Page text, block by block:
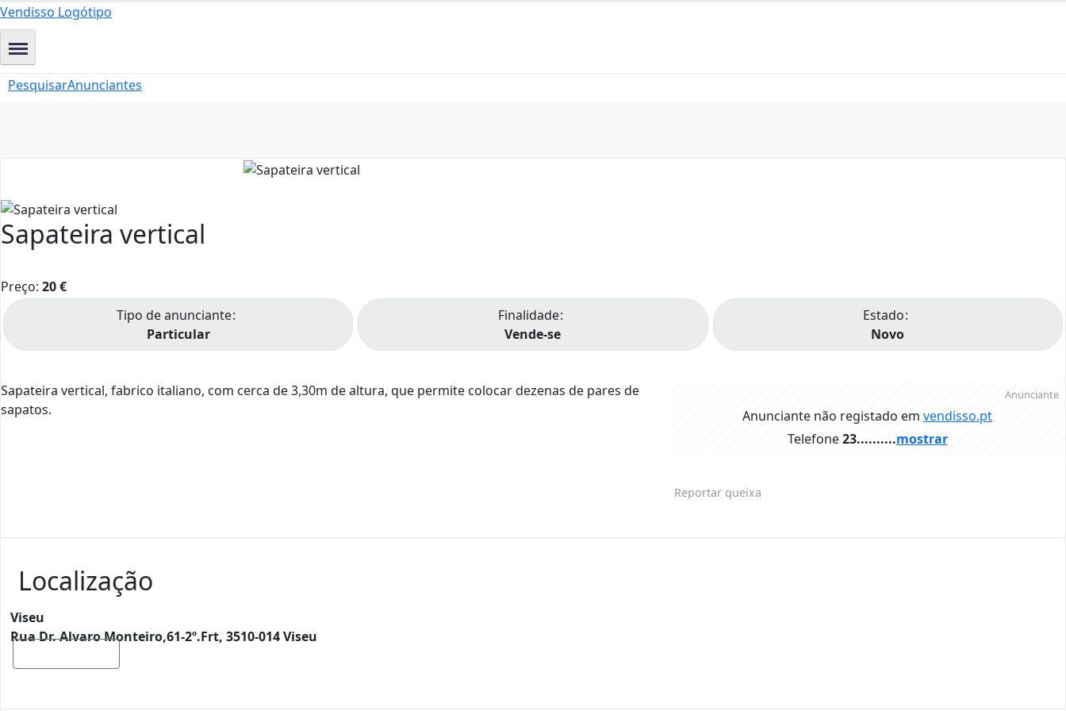
PesquisarAnunciantes
Vendisso Logótipo
Sapateira vertical
Preço: 20€
Tipo de anunciante
Particular
Finalidade
Vende-se
Estado
Novo
Sapateira vertical, fabrico italiano, com cerca de 3,30m de altura, que permite colocar dezenas de pares de
sapatos.
Telefone23..........mostrar
Anunciante
Anunciante não registado emvendisso.pt
Reportar queixa
Localização
Viseu
Rua Dr. Alvaro Monteiro,61-2º.Frt, 3510-014 Viseu